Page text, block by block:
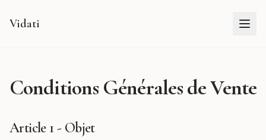
Vidati
Conditions Générales de Vente
Article 1 - Objet